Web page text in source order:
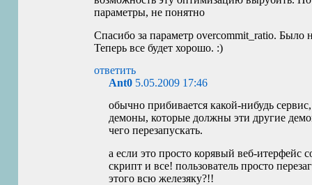
параметры, не понятно
Спасибо за параметр overcommit_ratio. Было
Теперь все будет хорошо. :)
ответить
Ant0 5.05.2009 17:46
обычно прибивается какой-нибудь
демоны, которые должны эти другие
чего перезапускать.
а если это просто корявый веб-итерфейс
скрипт и все! пользователь просто
этого всю железяку?!!